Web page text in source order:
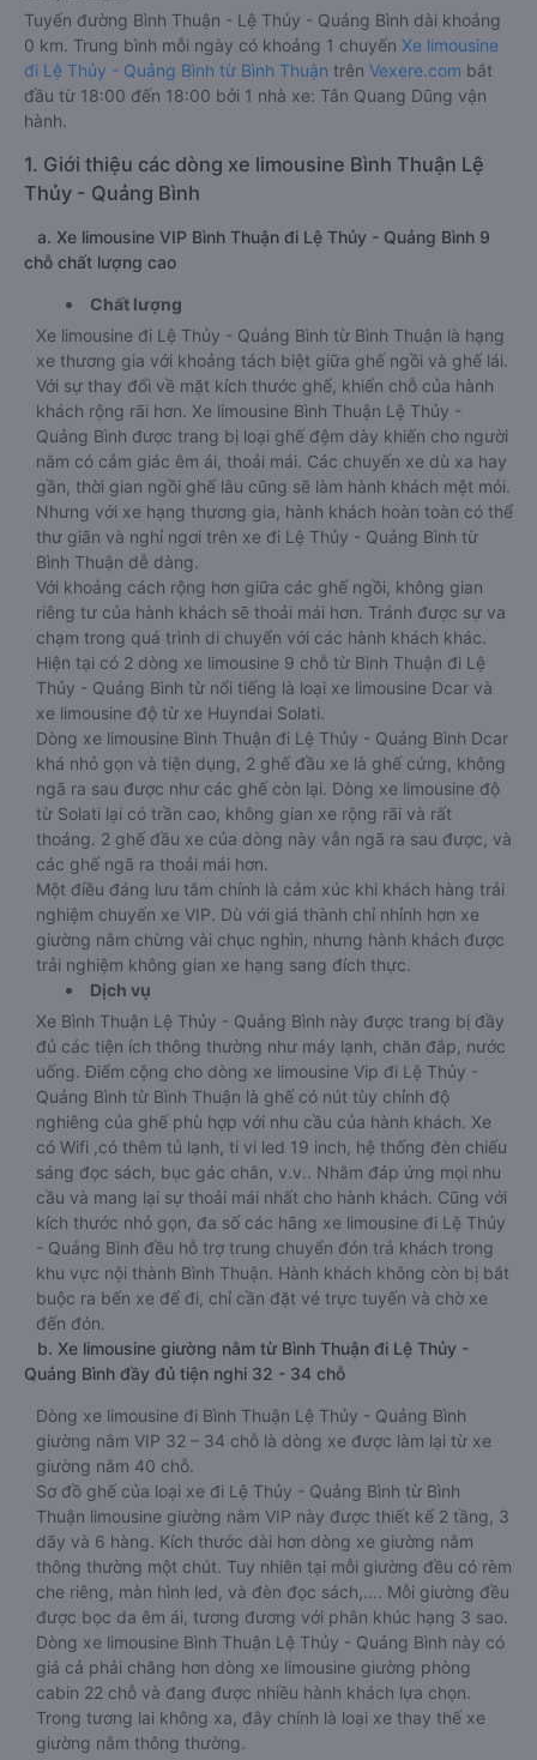
Tuyến đường Bình Thuận - Lệ Thủy - Quảng Bình dài khoảng
0 km. Trung bình mỗi ngày có khoảng 1 chuyến Xe limousine
đi Lệ Thủy - Quảng Bình từ Bình Thuận trên Vexere.com bắt
đầu từ 18:00 đến 18:00 bởi 1 nhà xe: Tân Quang Dũng vận
hành.
1. Giới thiệu các dòng xe limousine Bình Thuận Lệ
Thủy - Quảng Bình
a. Xe limousine VIP Bình Thuận đi Lệ Thủy - Quảng Bình 9
chỗ chất lượng cao
Chất lượng
Xe limousine đi Lệ Thủy - Quảng Bình từ Bình Thuận là hạng
xe thương gia với khoảng tách biệt giữa ghế ngồi và ghế lái.
Với sự thay đổi về mặt kích thước ghế, khiến chỗ của hành
khách rộng rãi hơn. Xe limousine Bình Thuận Lệ Thủy -
Quảng Bình được trang bị loại ghế đệm dày khiến cho người
nằm có cảm giác êm ái, thoải mái. Các chuyến xe dù xa hay
gần, thời gian ngồi ghế lâu cũng sẽ làm hành khách mệt mỏi.
Nhưng với xe hạng thương gia, hành khách hoàn toàn có thể
thư giãn và nghỉ ngơi trên xe đi Lệ Thủy - Quảng Bình từ
Bình Thuận dễ dàng.
Với khoảng cách rộng hơn giữa các ghế ngồi, không gian
riêng tư của hành khách sẽ thoải mái hơn. Tránh được sự va
chạm trong quá trình di chuyển với các hành khách khác.
Hiện tại có 2 dòng xe limousine 9 chỗ từ Bình Thuận đi Lệ
Thủy - Quảng Bình từ nổi tiếng là loại xe limousine Dcar và
xe limousine độ từ xe Huyndai Solati.
Dòng xe limousine Bình Thuận đi Lệ Thủy - Quảng Bình Dcar
khá nhỏ gọn và tiện dụng, 2 ghế đầu xe là ghế cứng, không
ngã ra sau được như các ghế còn lại. Dòng xe limousine độ
từ Solati lại có trần cao, không gian xe rộng rãi và rất
thoáng. 2 ghế đầu xe của dòng này vẫn ngã ra sau được, và
các ghế ngã ra thoải mái hơn.
Một điều đáng lưu tâm chính là cảm xúc khi khách hàng trải
nghiệm chuyến xe VIP. Dù với giá thành chỉ nhỉnh hơn xe
giường nằm chừng vài chục nghìn, nhưng hành khách được
trải nghiệm không gian xe hạng sang đích thực.
Dịch vụ
Xe Bình Thuận Lệ Thủy - Quảng Bình này được trang bị đầy
đủ các tiện ích thông thường như máy lạnh, chăn đắp, nước
uống. Điểm cộng cho dòng xe limousine Vip đi Lệ Thủy -
Quảng Bình từ Bình Thuận là ghế có nút tùy chỉnh độ
nghiêng của ghế phù hợp với nhu cầu của hành khách. Xe
có Wifi ,có thêm tủ lạnh, ti vi led 19 inch, hệ thống đèn chiếu
sáng đọc sách, bục gác chân, v.v.. Nhằm đáp ứng mọi nhu
cầu và mang lại sự thoải mái nhất cho hành khách. Cũng với
kích thước nhỏ gọn, đa số các hãng xe limousine đi Lệ Thủy
- Quảng Bình đều hỗ trợ trung chuyển đón trả khách trong
khu vực nội thành Bình Thuận. Hành khách không còn bị bắt
buộc ra bến xe để đi, chỉ cần đặt vé trực tuyến và chờ xe
đến đón.
b. Xe limousine giường nằm từ Bình Thuận đi Lệ Thủy -
Quảng Bình đầy đủ tiện nghi 32 - 34 chỗ
Dòng xe limousine đi Bình Thuận Lệ Thủy - Quảng Bình
giường nằm VIP 32 – 34 chỗ là dòng xe được làm lại từ xe
giường nằm 40 chỗ.
Sơ đồ ghế của loại xe đi Lệ Thủy - Quảng Bình từ Bình
Thuận limousine giường nằm VIP này được thiết kế 2 tầng, 3
dãy và 6 hàng. Kích thước dài hơn dòng xe giường nằm
thông thường một chút. Tuy nhiên tại mỗi giường đều có rèm
che riêng, màn hình led, và đèn đọc sách,…. Mỗi giường đều
được bọc da êm ái, tương đương với phân khúc hạng 3 sao.
Dòng xe limousine Bình Thuận Lệ Thủy - Quảng Bình này có
giá cả phải chăng hơn dòng xe limousine giường phòng
cabin 22 chỗ và đang được nhiều hành khách lựa chọn.
Trong tương lai không xa, đây chính là loại xe thay thế xe
giường nằm thông thường.